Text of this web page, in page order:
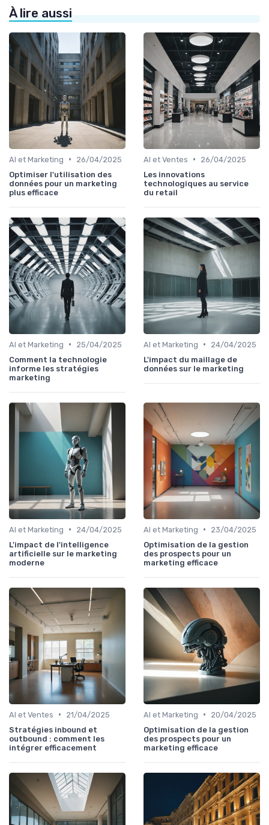
À lire aussi
AI et Marketing •
26/04/2025
Optimiser l'utilisation des
données pour un marketing
plus efficace
AI et Ventes •
26/04/2025
Les innovations
technologiques au service
du retail
AI et Marketing •
25/04/2025
Comment la technologie
informe les stratégies
marketing
AI et Marketing •
24/04/2025
L'impact du maillage de
données sur le marketing
AI et Marketing •
24/04/2025
L'impact de l'intelligence
artificielle sur le marketing
moderne
AI et Marketing •
23/04/2025
Optimisation de la gestion
des prospects pour un
marketing efficace
AI et Ventes •
21/04/2025
Stratégies inbound et
outbound : comment les
intégrer efficacement
AI et Marketing •
20/04/2025
Optimisation de la gestion
des prospects pour un
marketing efficace